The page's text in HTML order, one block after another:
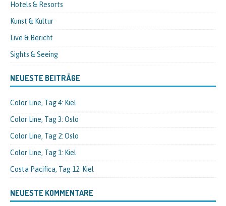
Hotels & Resorts
Kunst & Kultur
Live & Bericht
Sights & Seeing
NEUESTE BEITRÄGE
Color Line, Tag 4: Kiel
Color Line, Tag 3: Oslo
Color Line, Tag 2: Oslo
Color Line, Tag 1: Kiel
Costa Pacifica, Tag 12: Kiel
NEUESTE KOMMENTARE